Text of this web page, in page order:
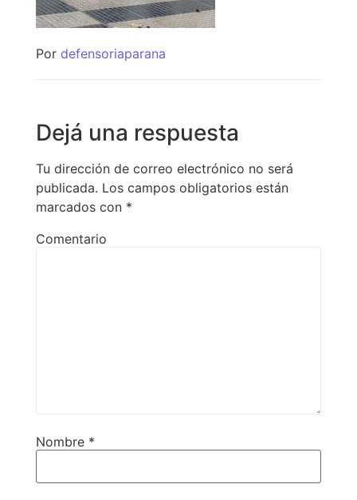
Por defensoriaparana
Dejá una respuesta
Tu dirección de correo electrónico no será
publicada. Los campos obligatorios están
marcados con *
Comentario
Nombre *